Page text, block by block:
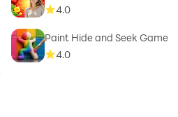
4.0
Paint Hide and Seek Game
4.0